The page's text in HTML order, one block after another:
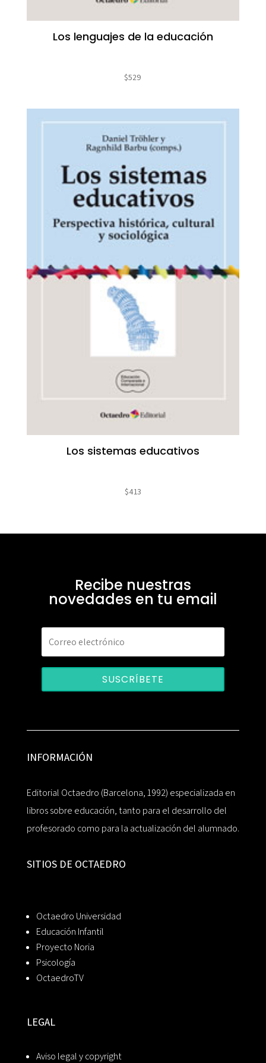
Los lenguajes de la educación
$529
Los sistemas educativos
$413
Recibe nuestras
novedades en tu email
SUSCRÍBETE
INFORMACIÓN
Editorial Octaedro (Barcelona, 1992) especializada en
libros sobre educación, tanto para el desarrollo del
profesorado como para la actualización del alumnado.
SITIOS DE OCTAEDRO
Octaedro Universidad
Educación Infantil
Proyecto Noria
Psicología
OctaedroTV
LEGAL
Aviso legal y copyright